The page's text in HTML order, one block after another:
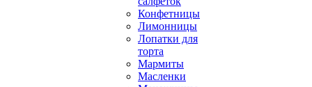
Конфетницы
Лимонницы
Лопатки для
торта
Мармиты
Масленки